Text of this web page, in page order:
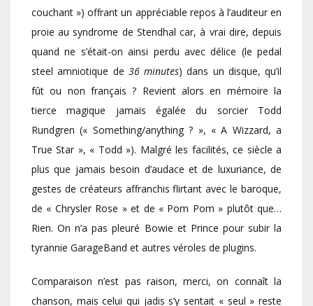
couchant ») offrant un appréciable repos à l’auditeur en
proie au syndrome de Stendhal car, à vrai dire, depuis
quand ne s’était-on ainsi perdu avec délice (le pedal
steel amniotique de 36 minutes) dans un disque, qu’il
fût ou non français ? Revient alors en mémoire la
tierce magique jamais égalée du sorcier Todd
Rundgren (« Something/anything ? », « A Wizzard, a
True Star », « Todd »). Malgré les facilités, ce siècle a
plus que jamais besoin d’audace et de luxuriance, de
gestes de créateurs affranchis flirtant avec le baroque,
de « Chrysler Rose » et de « Pom Pom » plutôt que…
Rien. On n’a pas pleuré Bowie et Prince pour subir la
tyrannie GarageBand et autres véroles de plugins.
Comparaison n’est pas raison, merci, on connaît la
chanson, mais celui qui jadis s’y sentait « seul » reste